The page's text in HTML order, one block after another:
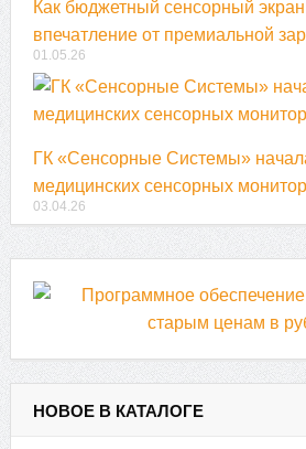
Как бюджетный сенсорный
впечатление от премиальной
01.05.26
ГК «Сенсорные Системы»
медицинских сенсорных
03.04.26
НОВОЕ В КАТАЛОГЕ